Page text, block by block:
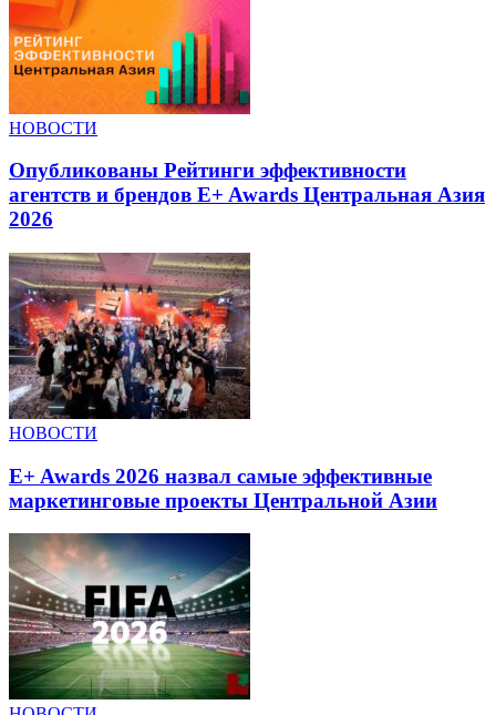
НОВОСТИ
Опубликованы Рейтинги эффективности
агентств и брендов E+ Awards Центральная Азия
2026
НОВОСТИ
E+ Awards 2026 назвал самые эффективные
маркетинговые проекты Центральной Азии